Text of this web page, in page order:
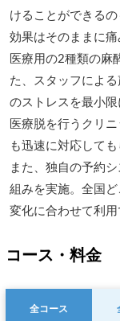
けることができるの
効果はそのままに
医療用の2種類の麻
た、スタッフによ
のストレスを最小限
医療脱を行うクリ
も迅速に対応して
また、独自の予約
組みを実施。全国
変化に合わせて利用
コース・料金
全コース